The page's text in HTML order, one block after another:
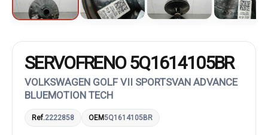
SERVOFRENO 5Q1614105BR
VOLKSWAGEN GOLF VII SPORTSVAN ADVANCE
BLUEMOTION TECH
Ref.2222858 OEM5Q1614105BR